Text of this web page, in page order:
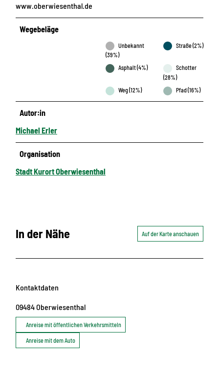
www.oberwiesenthal.de
Wegebeläge
Unbekannt
(39%)
Straße (2%)
Asphalt (4%)
Schotter
(28%)
Weg (12%)
Pfad (16%)
Autor:in
Michael Erler
Organisation
Stadt Kurort Oberwiesenthal
In der Nähe Auf der Karte anschauen
Kontaktdaten
09484Oberwiesenthal
Anreise mit öffentlichen Verkehrsmitteln
Anreise mit dem Auto